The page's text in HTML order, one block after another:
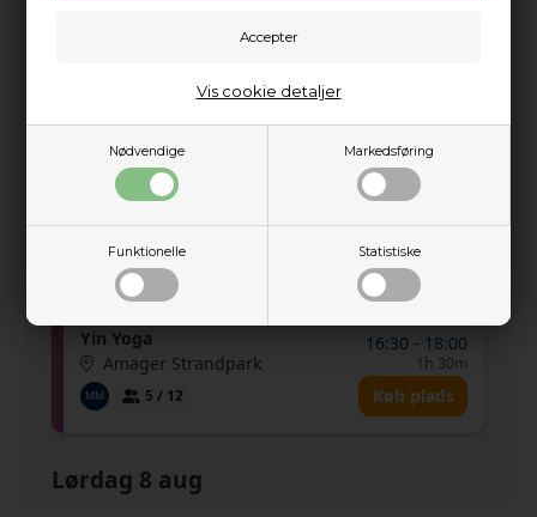
Nødvendige Markedsføring
Funktionelle Statistiske
Vis cookie detaljer